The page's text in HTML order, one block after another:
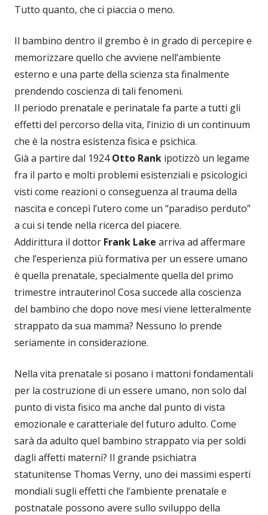
Tutto quanto, che ci piaccia o meno.
Il bambino dentro il grembo è in grado di percepire e
memorizzare quello che avviene nell’ambiente
esterno e una parte della scienza sta finalmente
prendendo coscienza di tali fenomeni.
Il periodo prenatale e perinatale fa parte a tutti gli
effetti del percorso della vita, l’inizio di un continuum
che è la nostra esistenza fisica e psichica.
Già a partire dal 1924Otto Rank ipotizzò un legame
fra il parto e molti problemi esistenziali e psicologici
visti come reazioni o conseguenza al trauma della
nascita e concepì l’utero come un “paradiso perduto”
a cui si tende nella ricerca del piacere.
Addirittura il dottor Frank Lake arriva ad affermare
che l’esperienza più formativa per un essere umano
è quella prenatale, specialmente quella del primo
trimestre intrauterino! Cosa succede alla coscienza
del bambino che dopo nove mesi viene letteralmente
strappato da sua mamma? Nessuno lo prende
seriamente in considerazione.
Nella vita prenatale si posano i mattoni fondamentali
per la costruzione di un essere umano, non solo dal
punto di vista fisico ma anche dal punto di vista
emozionale e caratteriale del futuro adulto. Come
sarà da adulto quel bambino strappato via per soldi
dagli affetti materni? Il grande psichiatra
statunitense Thomas Verny, uno dei massimi esperti
mondiali sugli effetti che l’ambiente prenatale e
postnatale possono avere sullo sviluppo della